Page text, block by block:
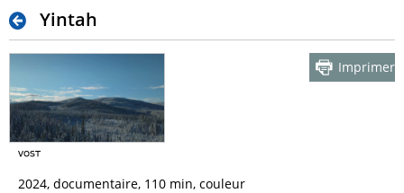
Yintah
Imprimer
2024, documentaire, 110 min, couleur